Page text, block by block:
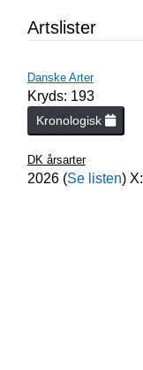
Artslister
Danske Arter
Kryds: 193
Kronologisk
DK årsarter
2026(Se listen) X: